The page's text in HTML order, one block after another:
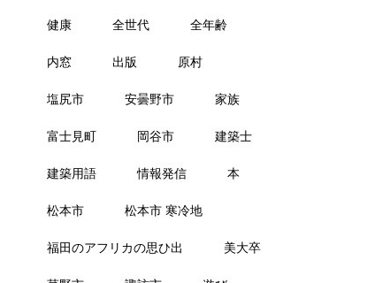
健康 全世代 全年齢
内窓 出版 原村
塩尻市 安曇野市 家族
富士見町 岡谷市 建築士
建築用語 情報発信 本
松本市 松本市 寒冷地
福田のアフリカの思ひ出 美大卒